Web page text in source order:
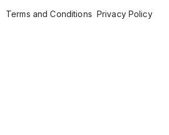
Terms and Conditions Privacy Policy